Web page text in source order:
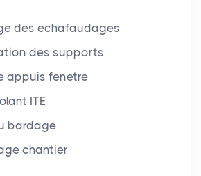
des echafaudages
des supports
appuis fenetre
ITE
bardage
chantier